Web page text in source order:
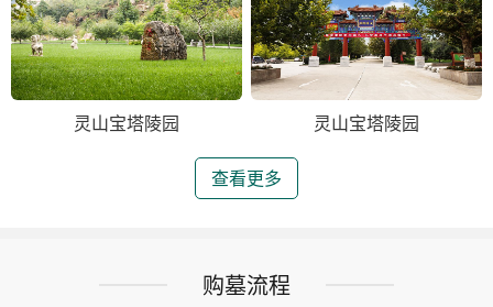
灵山宝塔陵园 灵山宝塔陵园
查看更多
购墓流程